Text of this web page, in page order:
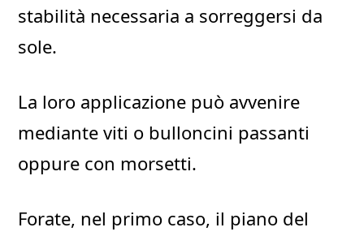
stabilità necessaria a sorreggersi da
sole.
La loro applicazione può avvenire
mediante viti o bulloncini passanti
oppure con morsetti.
Forate, nel primo caso, il piano del